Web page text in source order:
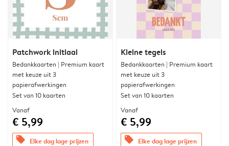
Patchwork initiaal
Bedankkaarten | Premium kaart
met keuze uit 3
papierafwerkingen
Set van 10 kaarten
Vanaf
€ 5,99
offers Elke dag lage prijzen
Kleine tegels
Bedankkaarten | Premium kaart
met keuze uit 3
papierafwerkingen
Set van 10 kaarten
Vanaf
€ 5,99
offers Elke dag lage prijzen